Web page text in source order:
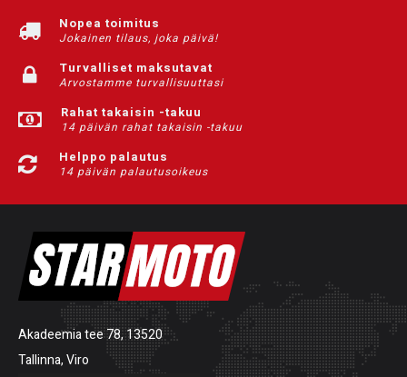
Nopea toimitus
Jokainen tilaus, joka päivä!
Turvalliset maksutavat
Arvostamme turvallisuuttasi
Rahat takaisin -takuu
14 päivän rahat takaisin -takuu
Helppo palautus
14 päivän palautusoikeus
Akadeemia tee 78, 13520
Tallinna, Viro